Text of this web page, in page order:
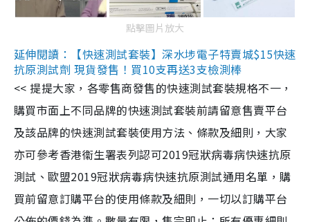
點擊圖片放大
延伸閱讀：【快速測試套裝】深水埗電子特賣城$15快速
抗原測試劑 現貨發售！買10支再送3支檢測棒
<< 提提大家，各零售商發售的快速測試套裝規格不一，
購買市面上不同品牌的快速測試套裝前請留意售賣平台
及該品牌的快速測試套裝使用方法、條款及細則，大家
亦可參考香港衞生署表列認可2019冠狀病毒病快速抗原
測試、歐盟2019冠狀病毒病快速抗原測試通用名單，購
買前留意訂購平台的使用條款及細則，一切以訂購平台